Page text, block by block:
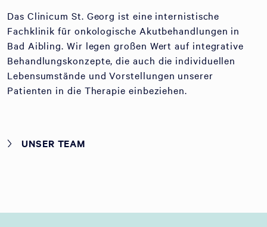
Das Clinicum St. Georg ist eine internistische
Fachklinik für onkologische Akutbehandlungen in
Bad Aibling. Wir legen großen Wert auf integrative
Behandlungskonzepte, die auch die individuellen
Lebensumstände und Vorstellungen unserer
Patienten in die Therapie einbeziehen.
UNSER TEAM